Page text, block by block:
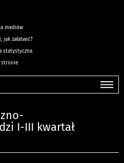
mediów
jak załatwić?
statystyczna
stronie
I-III kwartał